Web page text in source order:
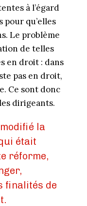
à l’égard
pour qu’elles
Le problème
de telles
en droit : dans
pas en droit,
Ce sont donc
dirigeants.
la
était
réforme,
finalités de